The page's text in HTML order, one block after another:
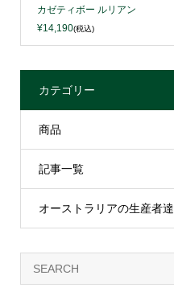
カゼティボー ルリアン
¥14,190(税込)
カテゴリー
商品
記事一覧
オーストラリアの生産者達